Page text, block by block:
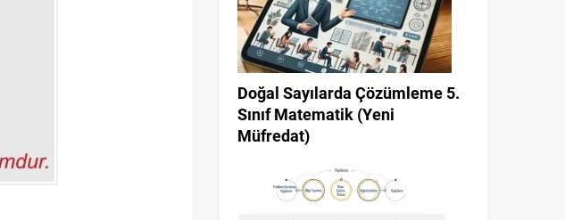
Doğal Sayılarda Çözümleme 5.
Sınıf Matematik (Yeni
Müfredat)